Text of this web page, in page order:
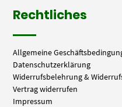
Rechtliches
Allgemeine
Datenschutzerklärung
Widerrufsbelehrung &
Vertrag widerrufen
Impressum